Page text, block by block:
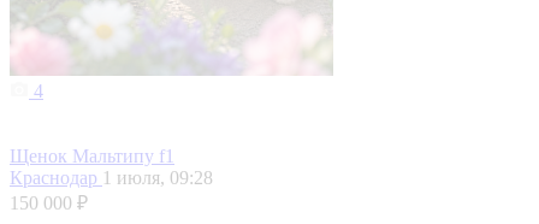
4
Щенок Мальтипу f1
Краснодар 1 июля, 09:28
150 000 ₽